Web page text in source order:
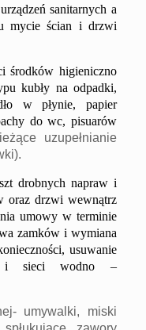
sanitarnych a
mycie ścian i drzwi
środków higieniczno
kubły na odpadki,
w płynie, papier
do wc, pisuarów
uzupełnianie
drobnych napraw i
oraz drzwi wewnątrz
umowy w terminie
zamków i wymiana
usuwanie
i sieci wodno –
umywalki, miski